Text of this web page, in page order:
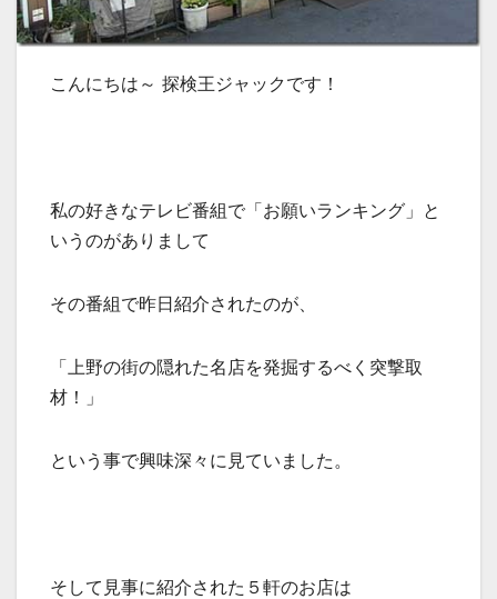
こんにちは～ 探検王ジャックです！
私の好きなテレビ番組で「お願いランキング」と
いうのがありまして
その番組で昨日紹介されたのが、
「上野の街の隠れた名店を発掘するべく突撃取
材！」
という事で興味深々に見ていました。
そして見事に紹介された５軒のお店は